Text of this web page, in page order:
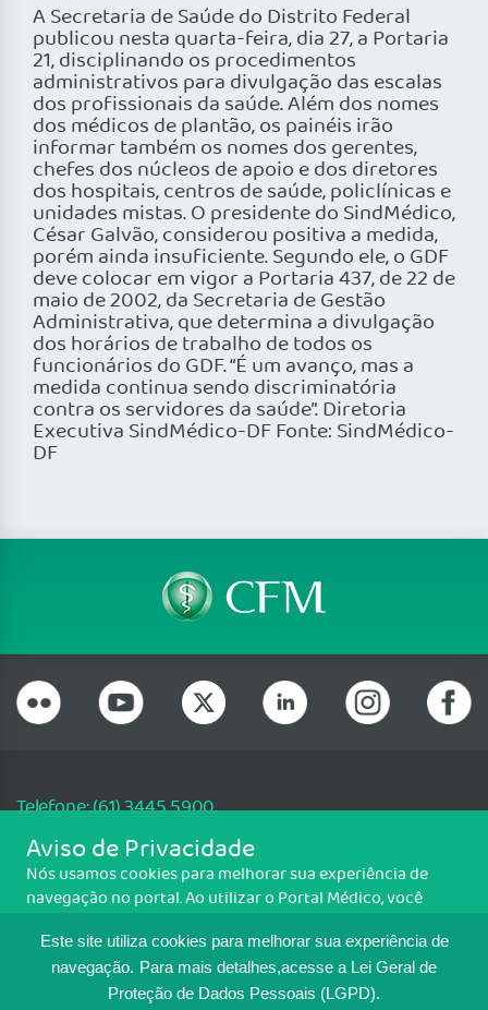
Este site utiliza cookies para melhorar sua experiência de
navegação. Para mais detalhes,acesse a Lei Geral de
Proteção de Dados Pessoais (LGPD).
A Secretaria de Saúde do Distrito Federal
publicou nesta quarta-feira, dia 27, a Portaria
21, disciplinando os procedimentos
administrativos para divulgação das escalas
dos profissionais da saúde. Além dos nomes
dos médicos de plantão, os painéis irão
informar também os nomes dos gerentes,
chefes dos núcleos de apoio e dos diretores
dos hospitais, centros de saúde, policlínicas e
unidades mistas. O presidente do SindMédico,
César Galvão, considerou positiva a medida,
porém ainda insuficiente. Segundo ele, o GDF
deve colocar em vigor a Portaria 437, de 22 de
maio de 2002, da Secretaria de Gestão
Administrativa, que determina a divulgação
dos horários de trabalho de todos os
funcionários do GDF. “É um avanço, mas a
medida continua sendo discriminatória
contra os servidores da saúde”. Diretoria
Executiva SindMédico-DF Fonte: SindMédico-
DF
Telefone: (61) 3445 5900
Email: cfm@portalmedico.org.br
SGAS 616, Conjunto D, Lote 115, L2 Sul, Brasília/DF - CEP: 70200-760 -
CNPJ: 33.583.550/0001-30
MAPA DO SITE
Aviso de Privacidade
Nós usamos cookies para melhorar sua experiência de
navegação no portal. Ao utilizar o Portal Médico, você
Para ter mais informações sobre como isso é feito, acesse
Política de cookies. Se você concorda, clique em ACEITO.